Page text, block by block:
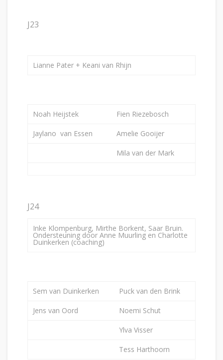
J23
Lianne Pater + Keani van Rhijn
Noah Heijstek Fien Riezebosch
Jaylano van Essen Amelie Gooijer
Mila van der Mark
J24
Inke Klompenburg, Mirthe Borkent, Saar Bruin.
Ondersteuning door Anne Muurling en Charlotte
Duinkerken (coaching)
Sem van Duinkerken Puck van den Brink
Jens van Oord Noemi Schut
Ylva Visser
Tess Harthoorn